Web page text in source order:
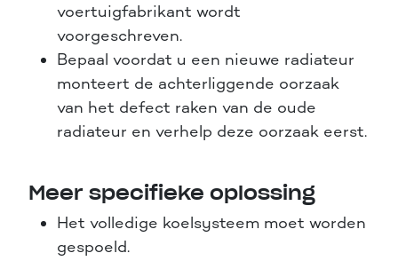
voertuigfabrikant wordt
voorgeschreven.
Bepaal voordat u een nieuwe radiateur
monteert de achterliggende oorzaak
van het defect raken van de oude
radiateur en verhelp deze oorzaak eerst.
Meer specifieke oplossing
Het volledige koelsysteem moet worden
gespoeld.